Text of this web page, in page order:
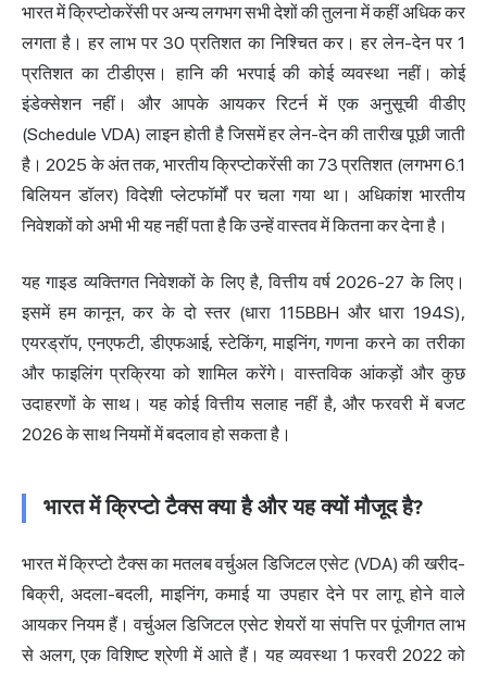
भारत में क्रिप्टोकरेंसी पर अन्य लगभग सभी देशों की तुलना में कहीं अधिक कर
लगता है। हर लाभ पर 30 प्रतिशत का निश्चित कर। हर लेन-देन पर 1
प्रतिशत का टीडीएस। हानि की भरपाई की कोई व्यवस्था नहीं। कोई
इंडेक्सेशन नहीं। और आपके आयकर रिटर्न में एक अनुसूची वीडीए
(Schedule VDA) लाइन होती है जिसमें हर लेन-देन की तारीख पूछी जाती
है। 2025 के अंत तक, भारतीय क्रिप्टोकरेंसी का 73 प्रतिशत (लगभग 6.1
बिलियन डॉलर) विदेशी प्लेटफॉर्मों पर चला गया था। अधिकांश भारतीय
निवेशकों को अभी भी यह नहीं पता है कि उन्हें वास्तव में कितना कर देना है।
यह गाइड व्यक्तिगत निवेशकों के लिए है, वित्तीय वर्ष 2026-27 के लिए।
इसमें हम कानून, कर के दो स्तर (धारा 115BBH और धारा 194S),
एयरड्रॉप, एनएफटी, डीएफआई, स्टेकिंग, माइनिंग, गणना करने का तरीका
और फाइलिंग प्रक्रिया को शामिल करेंगे। वास्तविक आंकड़ों और कुछ
उदाहरणों के साथ। यह कोई वित्तीय सलाह नहीं है, और फरवरी में बजट
2026 के साथ नियमों में बदलाव हो सकता है।
भारत में क्रिप्टो टैक्स क्या है और यह क्यों मौजूद है?
भारत मेंक्रिप्टो टैक्सका मतलब वर्चुअल डिजिटल एसेट (VDA) की खरीद-
बिक्री, अदला-बदली, माइनिंग, कमाई या उपहार देने पर लागू होने वाले
आयकर नियम हैं। वर्चुअल डिजिटल एसेट शेयरों या संपत्ति पर पूंजीगत लाभ
से अलग, एक विशिष्ट श्रेणी में आते हैं। यह व्यवस्था 1 फरवरी 2022 को